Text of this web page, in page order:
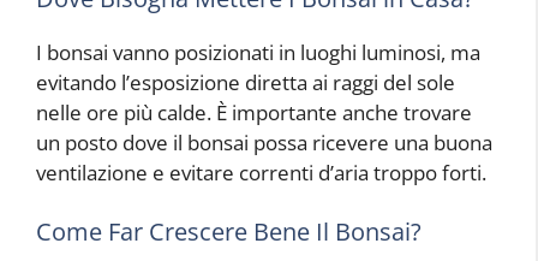
I bonsai vanno posizionati in luoghi luminosi, ma
evitando l’esposizione diretta ai raggi del sole
nelle ore più calde. È importante anche trovare
un posto dove il bonsai possa ricevere una buona
ventilazione e evitare correnti d’aria troppo forti.
Come Far Crescere Bene Il Bonsai?